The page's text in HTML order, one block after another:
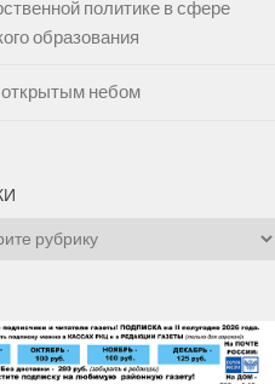
политике в сфере
образования
небом